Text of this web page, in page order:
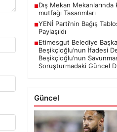
■Dış Mekan
mutfağı Tasarımları
■YENİ Parti’nin Bağış
Paylaşıldı
■Etimesgut Belediye
Beşikçioğlu’nun İfadesi
Beşikçioğlu’nun
Soruşturmadaki Güncel
Güncel